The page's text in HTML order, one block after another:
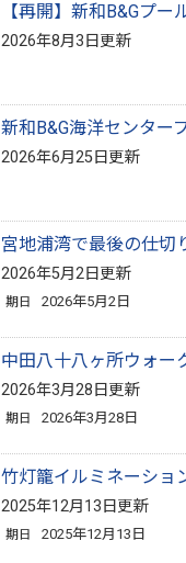
【再開】新和B&Gプー
2026年8月3日更新
新和B&G海洋センター
2026年6月25日更新
宮地浦湾で最後の仕切
2026年5月2日更新
期日 2026年5月2日
中田八十八ヶ所ウォー
2026年3月28日更新
期日 2026年3月28日
竹灯籠イルミネーショ
2025年12月13日更新
期日 2025年12月13日